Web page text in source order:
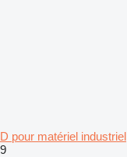
D pour matériel industriel
9